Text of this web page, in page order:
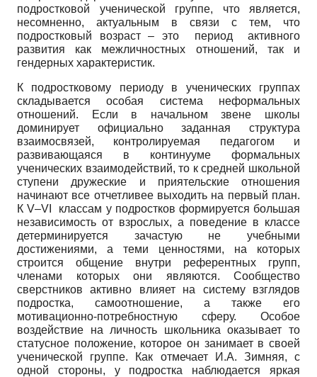
подростковой ученической группе, что является,
несомненно, актуальным в связи с тем, что
подростковый возраст – это период активного
развития как межличностных отношений, так и
гендерных характеристик.
К подростковому периоду в ученических группах
складывается особая система неформальных
отношений. Если в начальном звене школы
доминирует официально заданная структура
взаимосвязей, контролируемая педагогом и
развивающаяся в континууме формальных
ученических взаимодействий, то к средней школьной
ступени дружеские и приятельские отношения
начинают все отчетливее выходить на первый план.
К V–VI классам у подростков формируется большая
независимость от взрослых, а поведение в классе
детерминируется зачастую не учебными
достижениями, а теми ценностями, на которых
строится общение внутри референтных групп,
членами которых они являются. Сообщество
сверстников активно влияет на систему взглядов
подростка, самоотношение, а также его
мотивационно-потребностную сферу. Особое
воздействие на личность школьника оказывает то
статусное положение, которое он занимает в своей
ученической группе. Как отмечает И.А. Зимняя, с
одной стороны, у подростка наблюдается яркая